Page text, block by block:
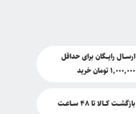
ارســــال رایــــگان برای حداقل
1,000,000 تومان خرید
بازگشــــت کــــالا تا48 ســـاعـــت